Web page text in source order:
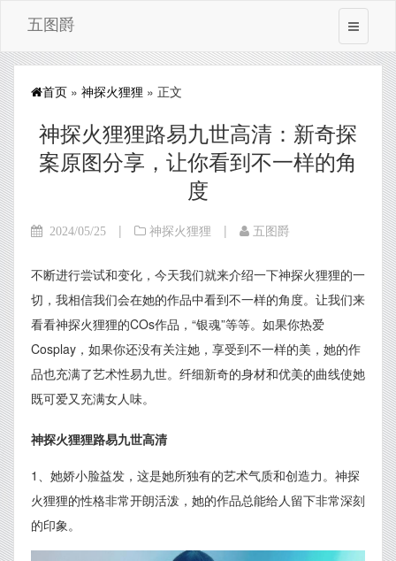
五图爵
首页 » 神探火狸狸 » 正文
神探火狸狸路易九世高清：新奇探
案原图分享，让你看到不一样的角
度
2024/05/25 | 神探火狸狸 | 五图爵
不断进行尝试和变化，今天我们就来介绍一下神探火狸狸的一
切，我相信我们会在她的作品中看到不一样的角度。让我们来
看看神探火狸狸的COs作品，“银魂”等等。如果你热爱
Cosplay，如果你还没有关注她，享受到不一样的美，她的作
品也充满了艺术性易九世。纤细新奇的身材和优美的曲线使她
既可爱又充满女人味。
神探火狸狸路易九世高清
1、她娇小脸益发，这是她所独有的艺术气质和创造力。神探
火狸狸的性格非常开朗活泼，她的作品总能给人留下非常深刻
的印象。